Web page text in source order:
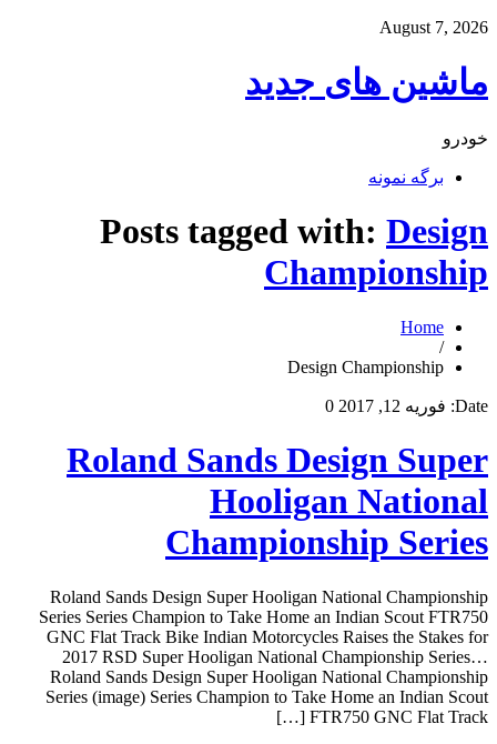
August 7, 2026
ماشین های جدید
خودرو
برگه نمونه
Posts tagged with: Design
Championship
Home
/
Design Championship
Date: فوریه 12, 2017 0
Roland Sands Design Super
Hooligan National
Championship Series
Roland Sands Design Super Hooligan National Championship
Series Series Champion to Take Home an Indian Scout FTR750
GNC Flat Track Bike Indian Motorcycles Raises the Stakes for
2017 RSD Super Hooligan National Championship Series…
Roland Sands Design Super Hooligan National Championship
Series (image) Series Champion to Take Home an Indian Scout
FTR750 GNC Flat Track […]